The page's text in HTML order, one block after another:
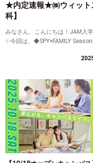
★内定速報★㈱ウィット
科】
みなさん、こんにちは！JAM入
✨今回は、◆SPY×FAMILY